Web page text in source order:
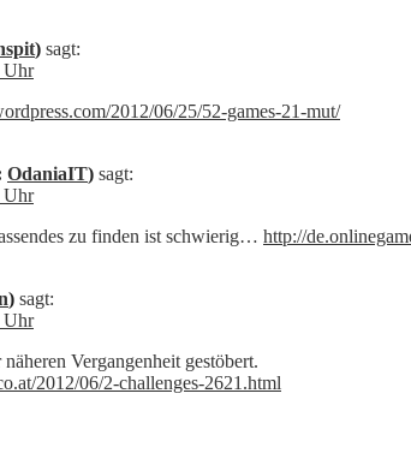
) sagt:
Uhr
2012/06/25/52-games-21-mut/
OdaniaIT) sagt:
Uhr
zu finden ist schwierig… http://
) sagt:
Uhr
Vergangenheit gestöbert.
2012/06/2-challenges-2621.html